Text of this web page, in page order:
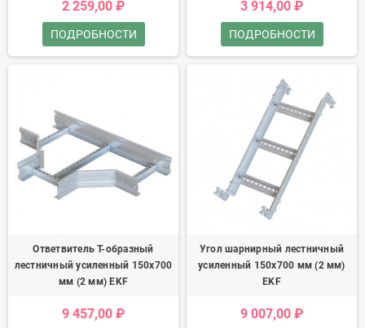
2 259,00 ₽
ПОДРОБНОСТИ
3 914,00 ₽
ПОДРОБНОСТИ
Ответвитель T-образный
лестничный усиленный 150х700
мм (2 мм) EKF
9 457,00 ₽
Угол шарнирный лестничный
усиленный 150x700 мм (2 мм)
EKF
9 007,00 ₽